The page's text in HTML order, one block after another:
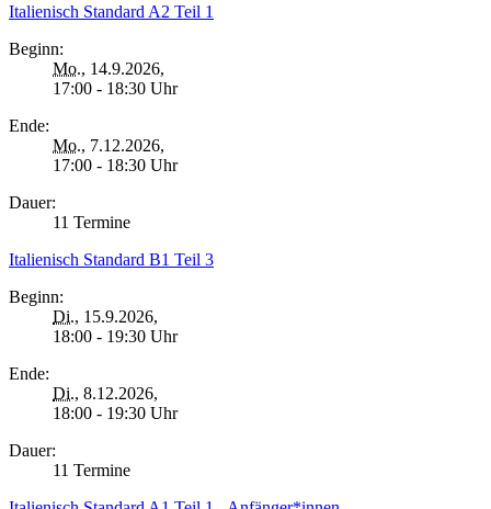
Italienisch Standard A2 Teil 1
Beginn:
Mo., 14.9.2026,
17:00 - 18:30 Uhr
Ende:
Mo., 7.12.2026,
17:00 - 18:30 Uhr
Dauer:
11 Termine
Italienisch Standard B1 Teil 3
Beginn:
Di., 15.9.2026,
18:00 - 19:30 Uhr
Ende:
Di., 8.12.2026,
18:00 - 19:30 Uhr
Dauer:
11 Termine